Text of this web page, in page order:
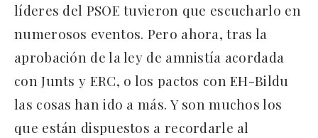
líderes del PSOE tuvieron que escucharlo en
numerosos eventos. Pero ahora, tras la
aprobación de la ley de amnistía acordada
con Junts y ERC, o los pactos con EH-Bildu
las cosas han ido a más. Y son muchos los
que están dispuestos a recordarle al